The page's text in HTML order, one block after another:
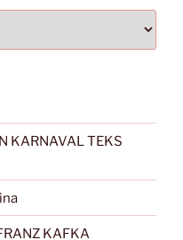
KARNAVAL TEKS
KAFKA